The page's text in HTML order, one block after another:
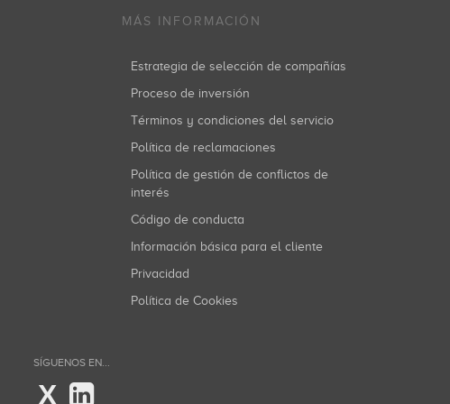
MÁS INFORMACIÓN
Estrategia de selección de compañías
Proceso de inversión
Términos y condiciones del servicio
Política de reclamaciones
Política de gestión de conflictos de
interés
Código de conducta
Información básica para el cliente
Privacidad
Política de Cookies
SÍGUENOS EN...
X